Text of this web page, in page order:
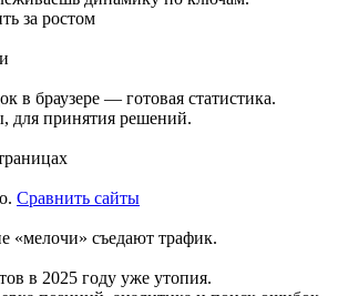
за ростом
в браузере — готовая статистика.
для принятия решений.
Сравнить сайты
«мелочи» съедают трафик.
в 2025 году уже утопия.